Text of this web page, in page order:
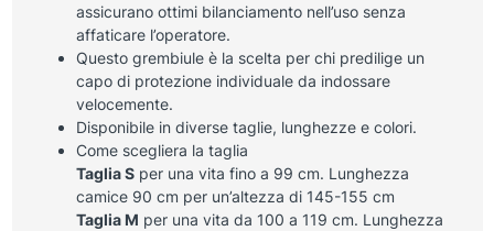
assicurano ottimi bilanciamento nell’uso senza
affaticare l’operatore.
Questo grembiule è la scelta per chi predilige un
capo di protezione individuale da indossare
velocemente.
Disponibile in diverse taglie, lunghezze e colori.
Come scegliera la taglia
Taglia Sper una vita fino a 99 cm. Lunghezza
camice 90 cm per un’altezza di 145-155 cm
Taglia M per una vita da 100 a 119 cm. Lunghezza